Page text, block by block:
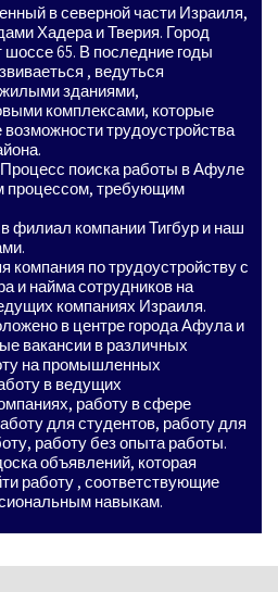
в северной части Израиля,
Хадера и Тверия. Город
65. В последние годы
, ведуться
зданиями,
комплексами, которые
трудоустройства
поиска работы в Афуле
процессом, требующим
филиал компании Тигбур и наш
компания по трудоустройству с
и найма сотрудников на
компаниях Израиля.
в центре города Афула и
вакансии в различных
на промышленных
в ведущих
работу в сфере
для студентов, работу для
работу без опыта работы.
объявлений, которая
работу , соответствующие
навыкам.